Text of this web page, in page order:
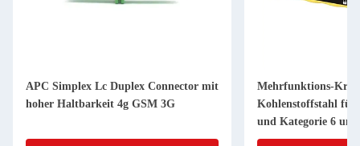
APC Simplex Lc Duplex Connector mit
hoher Haltbarkeit 4g GSM 3G
Mehrfunktions-
Kohlenstoffstahl für
und Kategorie 6
Netzwerkkabel mit